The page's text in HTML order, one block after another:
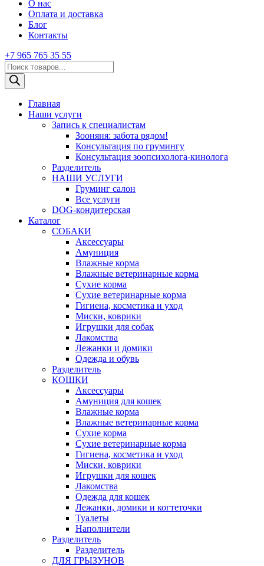
О нас
Оплата и доставка
Блог
Контакты
+7 965 765 35 55
Поиск
товаров
Главная
Наши услуги
Запись к специалистам
Зооняня: забота рядом!
Консультация по грумингу
Консультация зоопсихолога-кинолога
Pазделитель
НАШИ УСЛУГИ
Груминг салон
Все услуги
DOG-кондитерская
Каталог
СОБАКИ
Аксессуары
Амуниция
Влажные корма
Влажные ветеринарные корма
Сухие корма
Сухие ветеринарные корма
Гигиена, косметика и уход
Миски, коврики
Игрушки для собак
Лакомства
Лежанки и домики
Одежда и обувь
Разделитель
КОШКИ
Аксессуары
Амуниция для кошек
Влажные корма
Влажные ветеринарные корма
Сухие корма
Сухие ветеринарные корма
Гигиена, косметика и уход
Миски, коврики
Игрушки для кошек
Лакомства
Одежда для кошек
Лежанки, домики и когтеточки
Туалеты
Наполнители
Pазделитель
Разделитель
ДЛЯ ГРЫЗУНОВ